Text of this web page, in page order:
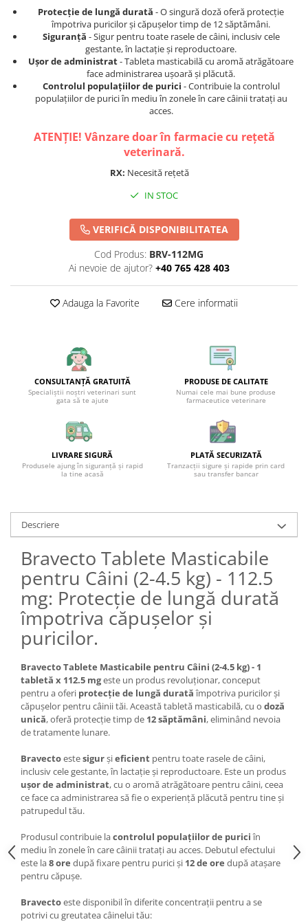
Protecție de lungă durată - O singură doză oferă protecție
împotriva puricilor și căpușelor timp de 12 săptămâni.
Siguranță - Sigur pentru toate rasele de câini, inclusiv cele
gestante, în lactație și reproductoare.
Ușor de administrat- Tableta masticabilă cu aromă atrăgătoare
face administrarea ușoară și plăcută.
Controlul populațiilor de purici - Contribuie la controlul
populațiilor de purici în mediu în zonele în care câinii tratați au
acces.
ATENȚIE! Vânzare doar în farmacie cu rețetă
veterinară.
RX: Necesită rețetă
IN STOC
VERIFICĂ DISPONIBILITATEA
Cod Produs: BRV-112MG
Ai nevoie de ajutor? +40 765 428 403
Adauga la Favorite Cere informatii
CONSULTANȚĂ GRATUITĂ
Specialiștii noștri veterinari sunt
gata să te ajute
PRODUSE DE CALITATE
Numai cele mai bune produse
farmaceutice veterinare
LIVRARE SIGURĂ
Produsele ajung în siguranță și rapid
la tine acasă
PLATĂ SECURIZATĂ
Tranzacții sigure și rapide prin card
sau transfer bancar
Descriere
Bravecto Tablete Masticabile
pentru Câini (2-4.5 kg) - 112.5
mg: Protecție de lungă durată
împotriva căpușelor și
puricilor.
Bravecto Tablete Masticabile pentru Câini (2-4.5 kg) - 1
tabletă x 112.5 mgeste un produs revoluționar, conceput
pentru a oferi protecție de lungă duratăîmpotriva puricilor și
căpușelor pentru câinii tăi. Această tabletă masticabilă, cu o doză
unică, oferă protecție timp de 12 săptămâni, eliminând nevoia
de tratamente lunare.
Bravectoestesigurșieficient pentru toate rasele de câini,
inclusiv cele gestante, în lactație și reproductoare. Este un produs
ușor de administrat, cu o aromă atrăgătoare pentru câini, ceea
ce face ca administrarea să fie o experiență plăcută pentru tine și
patrupedul tău.
Produsul contribuie lacontrolul populațiilor de puriciîn
mediu în zonele în care câinii tratați au acces. Debutul efectului
este la8 ore după fixare pentru purici și 12 de ore după atașare
pentru căpușe.
Bravectoeste disponibil în diferite concentrații pentru a se
potrivi cu greutatea câinelui tău: